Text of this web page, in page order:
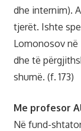
dhe internim).
tjerët. Ishte
Lomonosov
dhe të
shumë. (f. 173)
Me profesor
Në fund-